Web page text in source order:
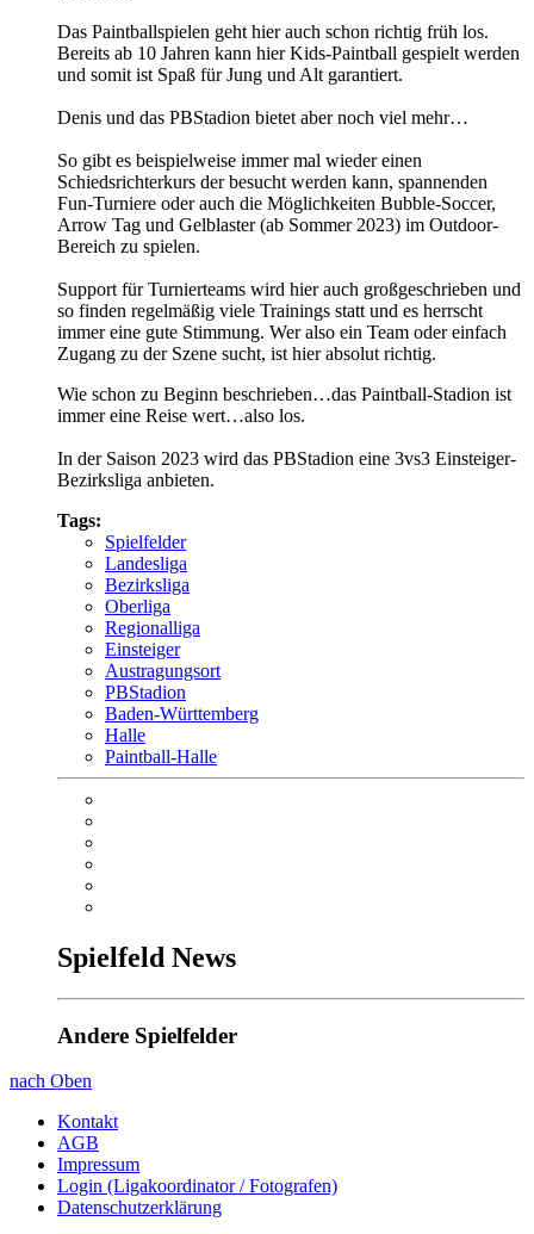
Das Paintballspielen geht hier auch schon richtig früh los.
Bereits ab 10 Jahren kann hier Kids-Paintball gespielt werden
und somit ist Spaß für Jung und Alt garantiert.
Denis und das PBStadion bietet aber noch viel mehr…
So gibt es beispielweise immer mal wieder einen
Schiedsrichterkurs der besucht werden kann, spannenden
Fun-Turniere oder auch die Möglichkeiten Bubble-Soccer,
Arrow Tag und Gelblaster (ab Sommer 2023) im Outdoor-
Bereich zu spielen.
Support für Turnierteams wird hier auch großgeschrieben und
so finden regelmäßig viele Trainings statt und es herrscht
immer eine gute Stimmung. Wer also ein Team oder einfach
Zugang zu der Szene sucht, ist hier absolut richtig.
Wie schon zu Beginn beschrieben…das Paintball-Stadion ist
immer eine Reise wert…also los.
In der Saison 2023 wird das PBStadion eine 3vs3 Einsteiger-
Bezirksliga anbieten.
Tags:
Spielfelder
Landesliga
Bezirksliga
Oberliga
Regionalliga
Einsteiger
Austragungsort
PBStadion
Baden-Württemberg
Halle
Paintball-Halle
Spielfeld News
Andere Spielfelder
nach Oben
Kontakt
AGB
Impressum
Login (Ligakoordinator / Fotografen)
Datenschutzerklärung